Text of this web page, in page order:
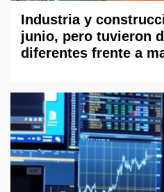
Industria y
junio, pero tuvieron
diferentes frente a